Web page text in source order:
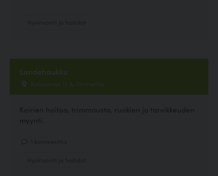
Landehaukku
Kotisuontie 12 A, Orimattila
Koirien hoitoa, trimmausta, ruokien ja tarvikkeuden
myynti.